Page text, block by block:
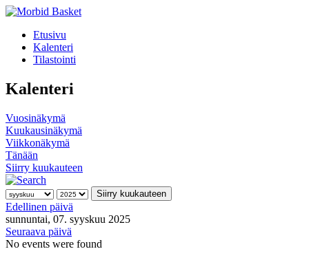
Etusivu
Kalenteri
Tilastointi
Kalenteri
Vuosinäkymä
Kuukausinäkymä
Viikkonäkymä
Tänään
Siirry kuukauteen
Siirry kuukauteen
Edellinen päivä
sunnuntai, 07. syyskuu 2025
Seuraava päivä
No events were found